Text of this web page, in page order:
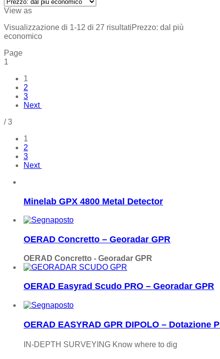
View as
Visualizzazione di 1-12 di 27 risultatiPrezzo: dal più
economico
Page
1
1
2
3
Next
/ 3
1
2
3
Next
Minelab GPX 4800 Metal Detector
OERAD Concretto – Georadar GPR
OERAD Concretto - Georadar GPR
OERAD Easyrad Scudo PRO – Georadar GPR
OERAD EASYRAD GPR DIPOLO – Dotazione
IN-DEPTH SURVEYING Know where to dig